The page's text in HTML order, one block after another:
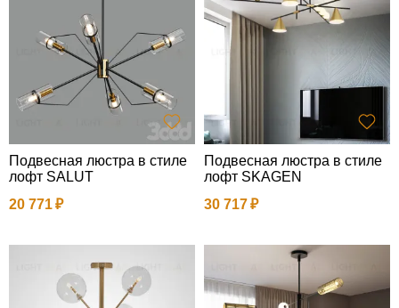
Подвесная люстра в стиле
лофт SALUT
20 771
Подвесная люстра в стиле
лофт SKAGEN
30 717